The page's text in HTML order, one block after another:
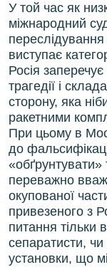
У той час як
міжнародний
переслідування
виступає
Росія
трагедії і
сторону, яка
ракетними
При цьому в
до
«обґрунтувати»
переважно
окупованої
привезеного з
питання тільки
сепаратисти, чи
установки, що